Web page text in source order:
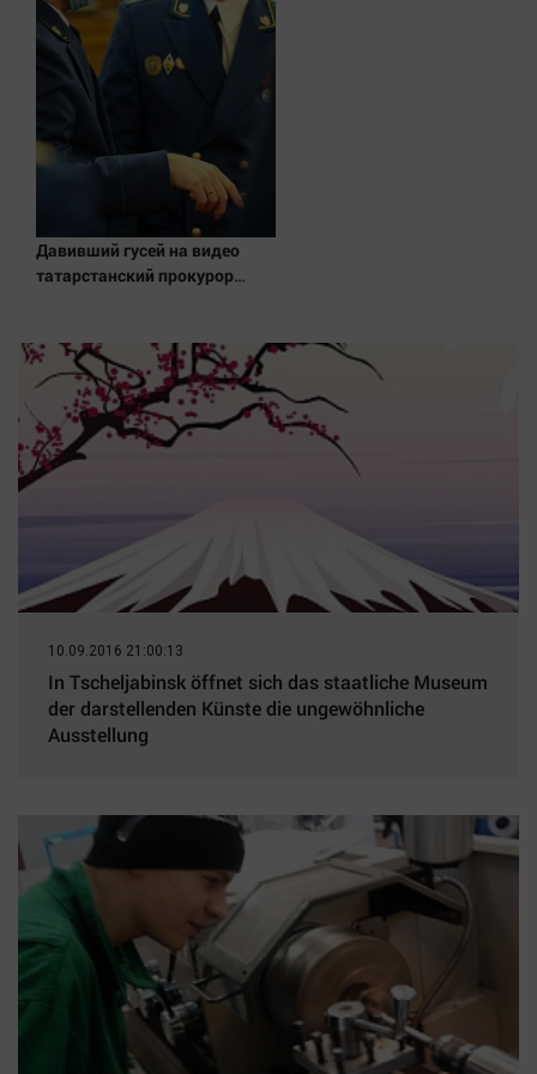
Актуальная тема
Быстрый медиазавод
Гороскоп
Интервью
Качество жизни
Конкурс
Обсуждаем
Отдых
Персона
Последняя инстанция
Светская жизнь
Давивший гусей на видео
татарстанский прокурор
10.09.2016 21:00:13
In Tscheljabinsk öffnet sich das staatliche Museum
der darstellenden Künste die ungewöhnliche
Ausstellung